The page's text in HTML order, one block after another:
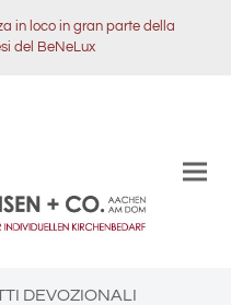
in loco in gran parte della
del BeNeLux
DEVOZIONALI